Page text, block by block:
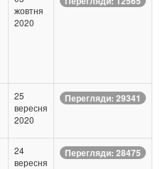
жовтня
2020
25
вересня
2020
Перегляди: 29341
24
вересня
Перегляди: 28475